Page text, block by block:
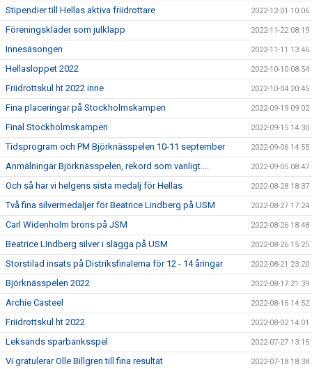
Stipendier till Hellas aktiva friidrottare 2022-12-01 10:06
Föreningskläder som julklapp 2022-11-22 08:19
Innesäsongen 2022-11-11 13:46
Hellasloppet 2022 2022-10-10 08:54
Friidrottskul ht 2022 inne 2022-10-04 20:45
Fina placeringar på Stockholmskampen 2022-09-19 09:02
Final Stockholmskampen 2022-09-15 14:30
Tidsprogram och PM Björknässpelen 10-11 september 2022-09-06 14:55
Anmälningar Björknässpelen, rekord som vanligt.... 2022-09-05 08:47
Och så har vi helgens sista medalj för Hellas 2022-08-28 18:37
Två fina silvermedaljer för Beatrice Lindberg på USM 2022-08-27 17:24
Carl Widenholm brons på JSM 2022-08-26 18:48
Beatrice LIndberg silver i slägga på USM 2022-08-26 15:25
Storstilad insats på Distriksfinalerna för 12 - 14 åringar 2022-08-21 23:20
Björknässpelen 2022 2022-08-17 21:39
Archie Casteel 2022-08-15 14:52
Friidrottskul ht 2022 2022-08-02 14:01
Leksands sparbanksspel 2022-07-27 13:15
Vi gratulerar Olle Billgren till fina resultat 2022-07-18 18:38